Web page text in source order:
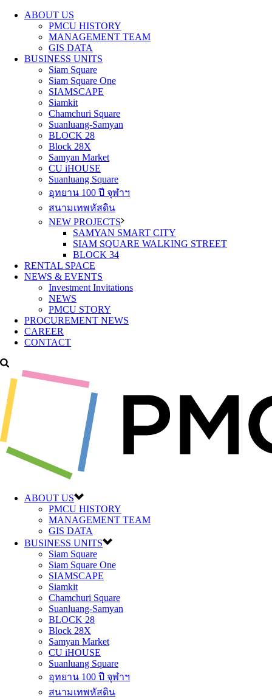
ABOUT US
PMCU HISTORY
MANAGEMENT TEAM
GIS DATA
BUSINESS UNITS
Siam Square
Siam Square One
SIAMSCAPE
Siamkit
Chamchuri Square
Suanluang-Samyan
BLOCK 28
Block 28X
Samyan Market
CU iHOUSE
Suanluang Square
อุทยาน 100 ปี จุฬาฯ
สนามเทพหัสดิน
NEW PROJECTS
SAMYAN SMART CITY
SIAM SQUARE WALKING STREET
BLOCK 34
RENTAL SPACE
NEWS & EVENTS
Investment Invitations
NEWS
PMCU STORY
PROCUREMENT NEWS
CAREER
CONTACT
ABOUT US
PMCU HISTORY
MANAGEMENT TEAM
GIS DATA
BUSINESS UNITS
Siam Square
Siam Square One
SIAMSCAPE
Siamkit
Chamchuri Square
Suanluang-Samyan
BLOCK 28
Block 28X
Samyan Market
CU iHOUSE
Suanluang Square
อุทยาน 100 ปี จุฬาฯ
สนามเทพหัสดิน